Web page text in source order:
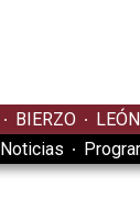
BIERZO LEÓN
Noticias